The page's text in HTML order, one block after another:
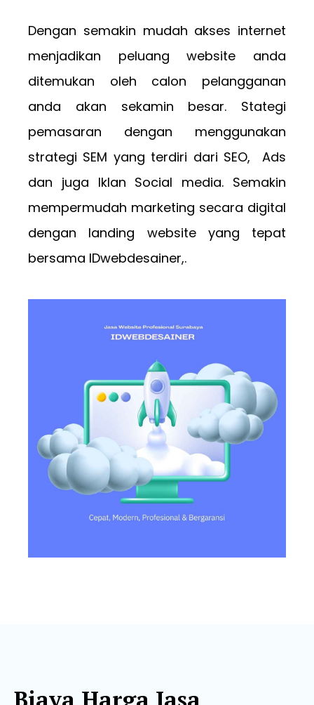
Dengan semakin mudah akses internet
menjadikan peluang website anda
ditemukan oleh calon pelangganan
anda akan sekamin besar. Stategi
pemasaran dengan menggunakan
strategi SEM yang terdiri dari SEO, Ads
dan juga Iklan Social media. Semakin
mempermudah marketing secara digital
dengan landing website yang tepat
bersama IDwebdesainer,.